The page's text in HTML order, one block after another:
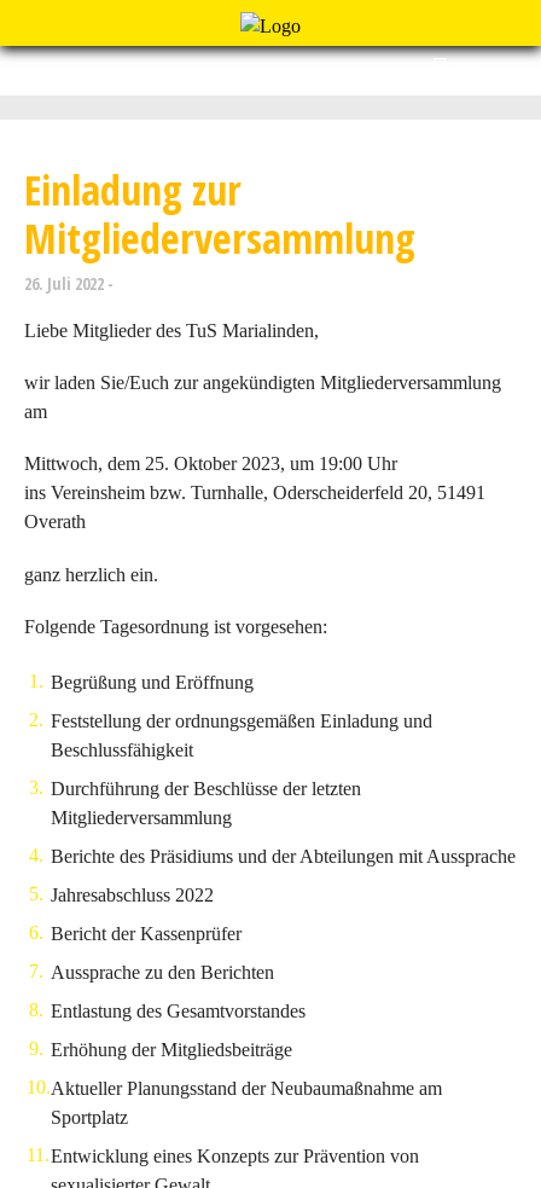
Einladung zur
Mitgliederversammlung
26. Juli 2022
Liebe Mitglieder des TuS Marialinden,
wir laden Sie/Euch zur angekündigten Mitgliederversammlung
am
Mittwoch, dem 25. Oktober 2023, um 19:00 Uhr
ins Vereinsheim bzw. Turnhalle, Oderscheiderfeld 20, 51491
Overath
ganz herzlich ein.
Folgende Tagesordnung ist vorgesehen:
Begrüßung und Eröffnung
Feststellung der ordnungsgemäßen Einladung und
Beschlussfähigkeit
Durchführung der Beschlüsse der letzten
Mitgliederversammlung
Berichte des Präsidiums und der Abteilungen mit Aussprache
Jahresabschluss 2022
Bericht der Kassenprüfer
Aussprache zu den Berichten
Entlastung des Gesamtvorstandes
Erhöhung der Mitgliedsbeiträge
Aktueller Planungsstand der Neubaumaßnahme am
Sportplatz
Entwicklung eines Konzepts zur Prävention von